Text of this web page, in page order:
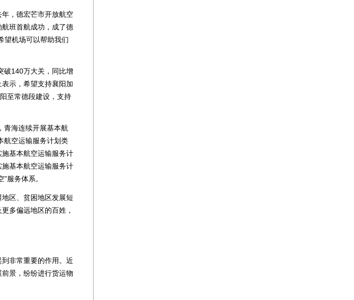
，德宏芒市开放航空
班首航成功，成了德
望机场可以帮助我们
140万大关，同比增
示，希望支持襄阳加
至常德段建设，支持
海连续开展基本航
航空运输服务计划类
基本航空运输服务计
基本航空运输服务计
服务体系。
区、贫困地区发展短
多偏远地区的百姓，
非常重要的作用。近
景，纷纷进行货运物